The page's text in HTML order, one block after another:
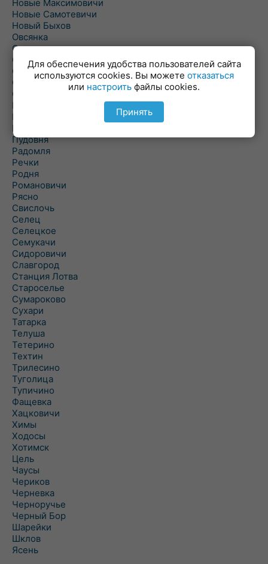
Новые Максимовичи
Новые Самотевичи
Новый Быхов
Овсянка
Ордать
Ореховка
Осиновка
Осиповичи
Осово
Павловичи
Паршино
Петуховка
Пудовня
Радомля
Речки
Родня
Романовичи
Рясно
Свислочь
Селец
Селецкое
Семукачи
Сидоровичи
Славгород
Станция Лотва
Староселье
Сумароково
Сухари
Татарка
Телуша
Тетерино
Техтин
Трилесино
Туголица
Тупичино
Фащевка
Хацковичи
Химы
Ходосы
Хотимск
Цель
Чаусы
Чериков
Черневка
Черноручье
Черный Бор
Шарейки
Шклов
Ясень
Для обеспечения удобства пользователей сайта
используются cookies. Вы можете отказаться
или настроить файлы cookies.
Принять